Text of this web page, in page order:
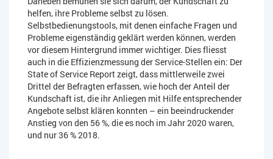
helfen, ihre Probleme selbst zu lösen.
Selbstbedienungstools, mit denen einfache Fragen und
Probleme eigenständig geklärt werden können, werden
vor diesem Hintergrund immer wichtiger. Dies fliesst
auch in die Effizienzmessung der Service-Stellen ein: Der
State of Service Report zeigt, dass mittlerweile zwei
Drittel der Befragten erfassen, wie hoch der Anteil der
Kundschaft ist, die ihr Anliegen mit Hilfe entsprechender
Angebote selbst klären konnten – ein beeindruckender
Anstieg von den 56 %, die es noch im Jahr 2020 waren,
und nur 36 % 2018.